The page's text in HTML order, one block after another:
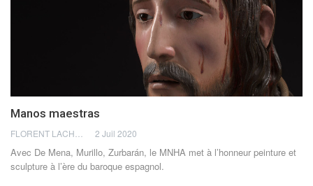
Manos maestras
2 Juil 2020
Avec De Mena, Murillo, Zurbarán, le MNHA met à l’honneur peinture et
sculpture à l’ère du baroque espagnol.